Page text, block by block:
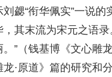
勰“衔华佩实”一说
其末流为宋元之语
”（钱基博《文心雕
·原道》篇的研究和